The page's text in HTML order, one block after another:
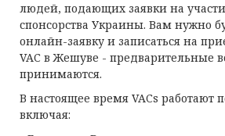
людей, подающих заявки на
спонсорства Украины. Вам нужно
онлайн-заявку и записаться на
VAC в Жешуве - предварительные
принимаются.
В настоящее время VACs работают
включая: